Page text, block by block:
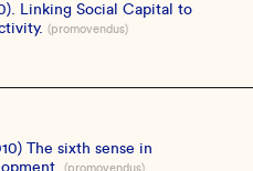
Linking Social Capital to
(promovendus)
The sixth sense in
(promovendus)